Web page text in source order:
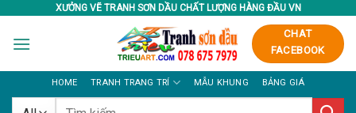
content
XƯỞNG VẼ TRANH SƠN DẦU CHẤT LƯỢNG HÀNG ĐẦU VN
CHAT
FACEBOOK
HOME TRANH TRANG TRÍ MẪU KHUNG BẢNG GIÁ
Tìm